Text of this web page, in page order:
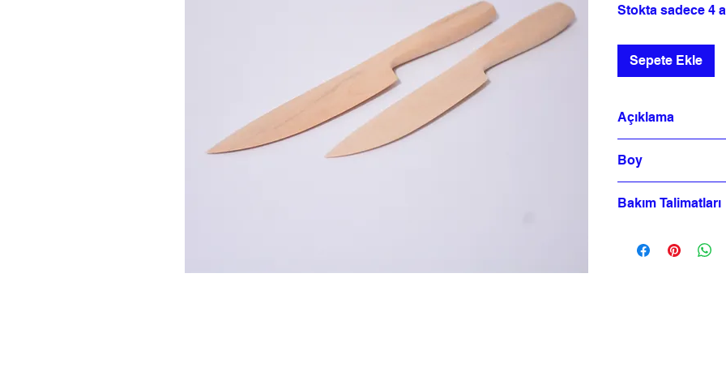
Stokta sadece 4
Sepete Ekle
Açıklama
Türkiye'de üretilmiştir
Boy
Bakım Talimatları